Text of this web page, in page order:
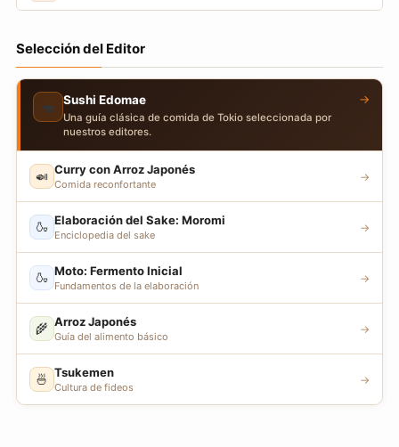
Selección del Editor
🍣 Sushi Edomae
Una guía clásica de comida de Tokio seleccionada por
nuestros editores.
→
🍛 Curry con Arroz Japonés
Comida reconfortante
→
🍶 Elaboración del Sake: Moromi
Enciclopedia del sake
→
🍶 Moto: Fermento Inicial
Fundamentos de la elaboración
→
🌾 Arroz Japonés
Guía del alimento básico
→
🍜 Tsukemen
Cultura de fideos
→